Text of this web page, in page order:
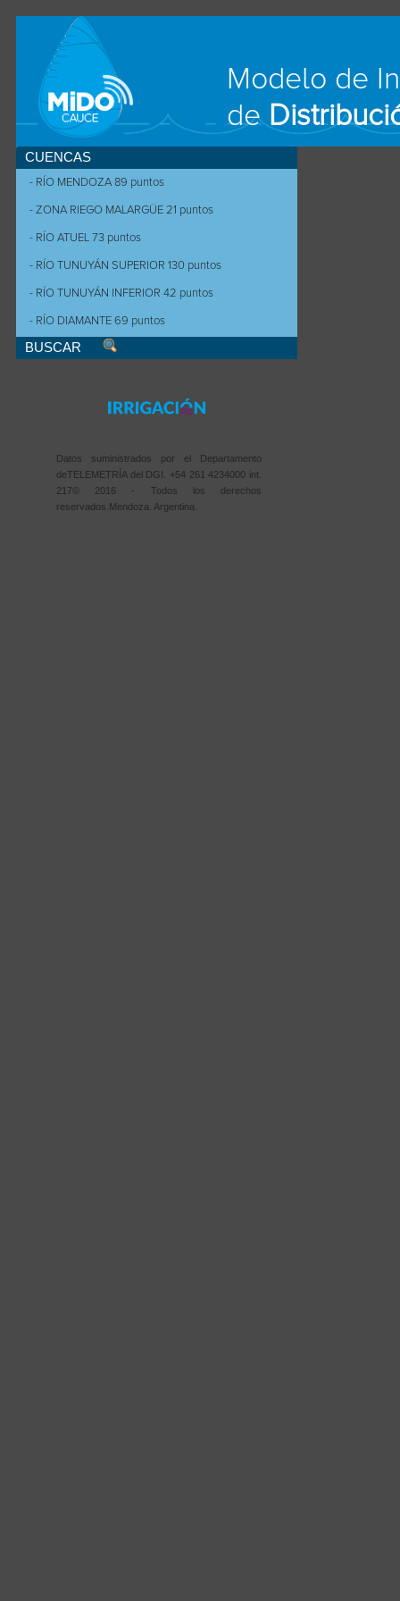
Modelo de
de
CUENCAS
- RÍO MENDOZA 89 puntos
- ZONA RIEGO MALARGÜE 21 puntos
- RÍO ATUEL 73 puntos
- RÍO TUNUYÁN SUPERIOR 130 puntos
- RÍO TUNUYÁN INFERIOR 42 puntos
- RÍO DIAMANTE 69 puntos
BUSCAR
Datos suministrados por el Departamento
deTELEMETRÍA del DGI. +54 261 4234000 int.
217© 2016 - Todos los derechos
reservados.Mendoza. Argentina.